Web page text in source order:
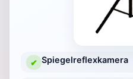
✔ Spiegelreflexkamera